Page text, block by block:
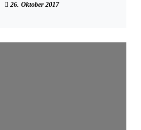
26. Oktober 2017